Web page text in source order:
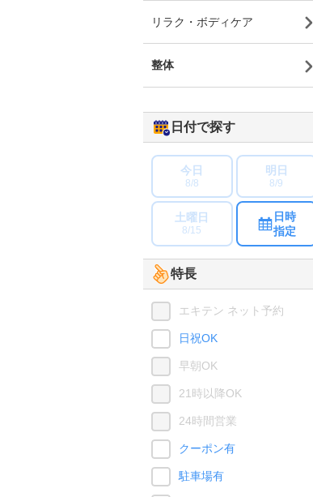
リラク・ボディケア
整体
日付で探す
今日
8/8
明日
8/9
土曜日
8/15
日時
指定
特長
エキテン ネット予約
日祝OK
早朝OK
21時以降OK
24時間営業
クーポン有
駐車場有